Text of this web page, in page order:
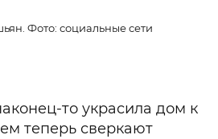
Фото: социальные сети
то украсила дом к
теперь сверкают